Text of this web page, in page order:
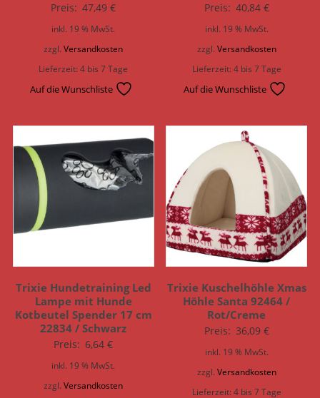
Preis: 47,49€
inkl. 19 % MwSt.
zzgl.Versandkosten
Lieferzeit:4 bis 7 Tage
Auf die Wunschliste
Preis: 40,84 €
inkl. 19 % MwSt.
zzgl. Versandkosten
Lieferzeit:4 bis 7 Tage
Auf die Wunschliste
Trixie Hundetraining Led
Lampe mit Hunde
Kotbeutel Spender 17 cm
22834 / Schwarz
Preis: 6,64€
inkl. 19 % MwSt.
zzgl.Versandkosten
Trixie Kuschelhöhle Xmas
Höhle Santa 92464 /
Rot/Creme
Preis: 36,09 €
inkl. 19 % MwSt.
zzgl. Versandkosten
Lieferzeit:4 bis 7 Tage